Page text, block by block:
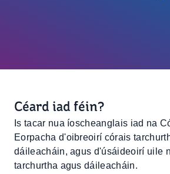
Céard iad féin?
Is tacar nua íoscheanglais iad na
Eorpacha d'oibreoirí córais
dáileacháin, agus d'úsáideoirí uile
tarchurtha agus dáileacháin.